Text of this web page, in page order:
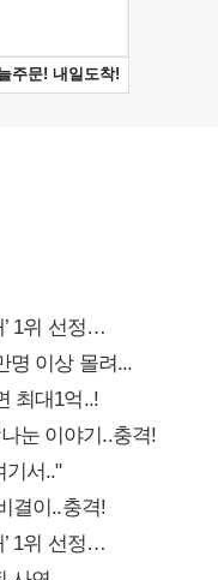
’ 1위 선정…
명 이상 몰려...
최대1억..!
눈 이야기..충격!
기서.."
결이..충격!
’ 1위 선정…